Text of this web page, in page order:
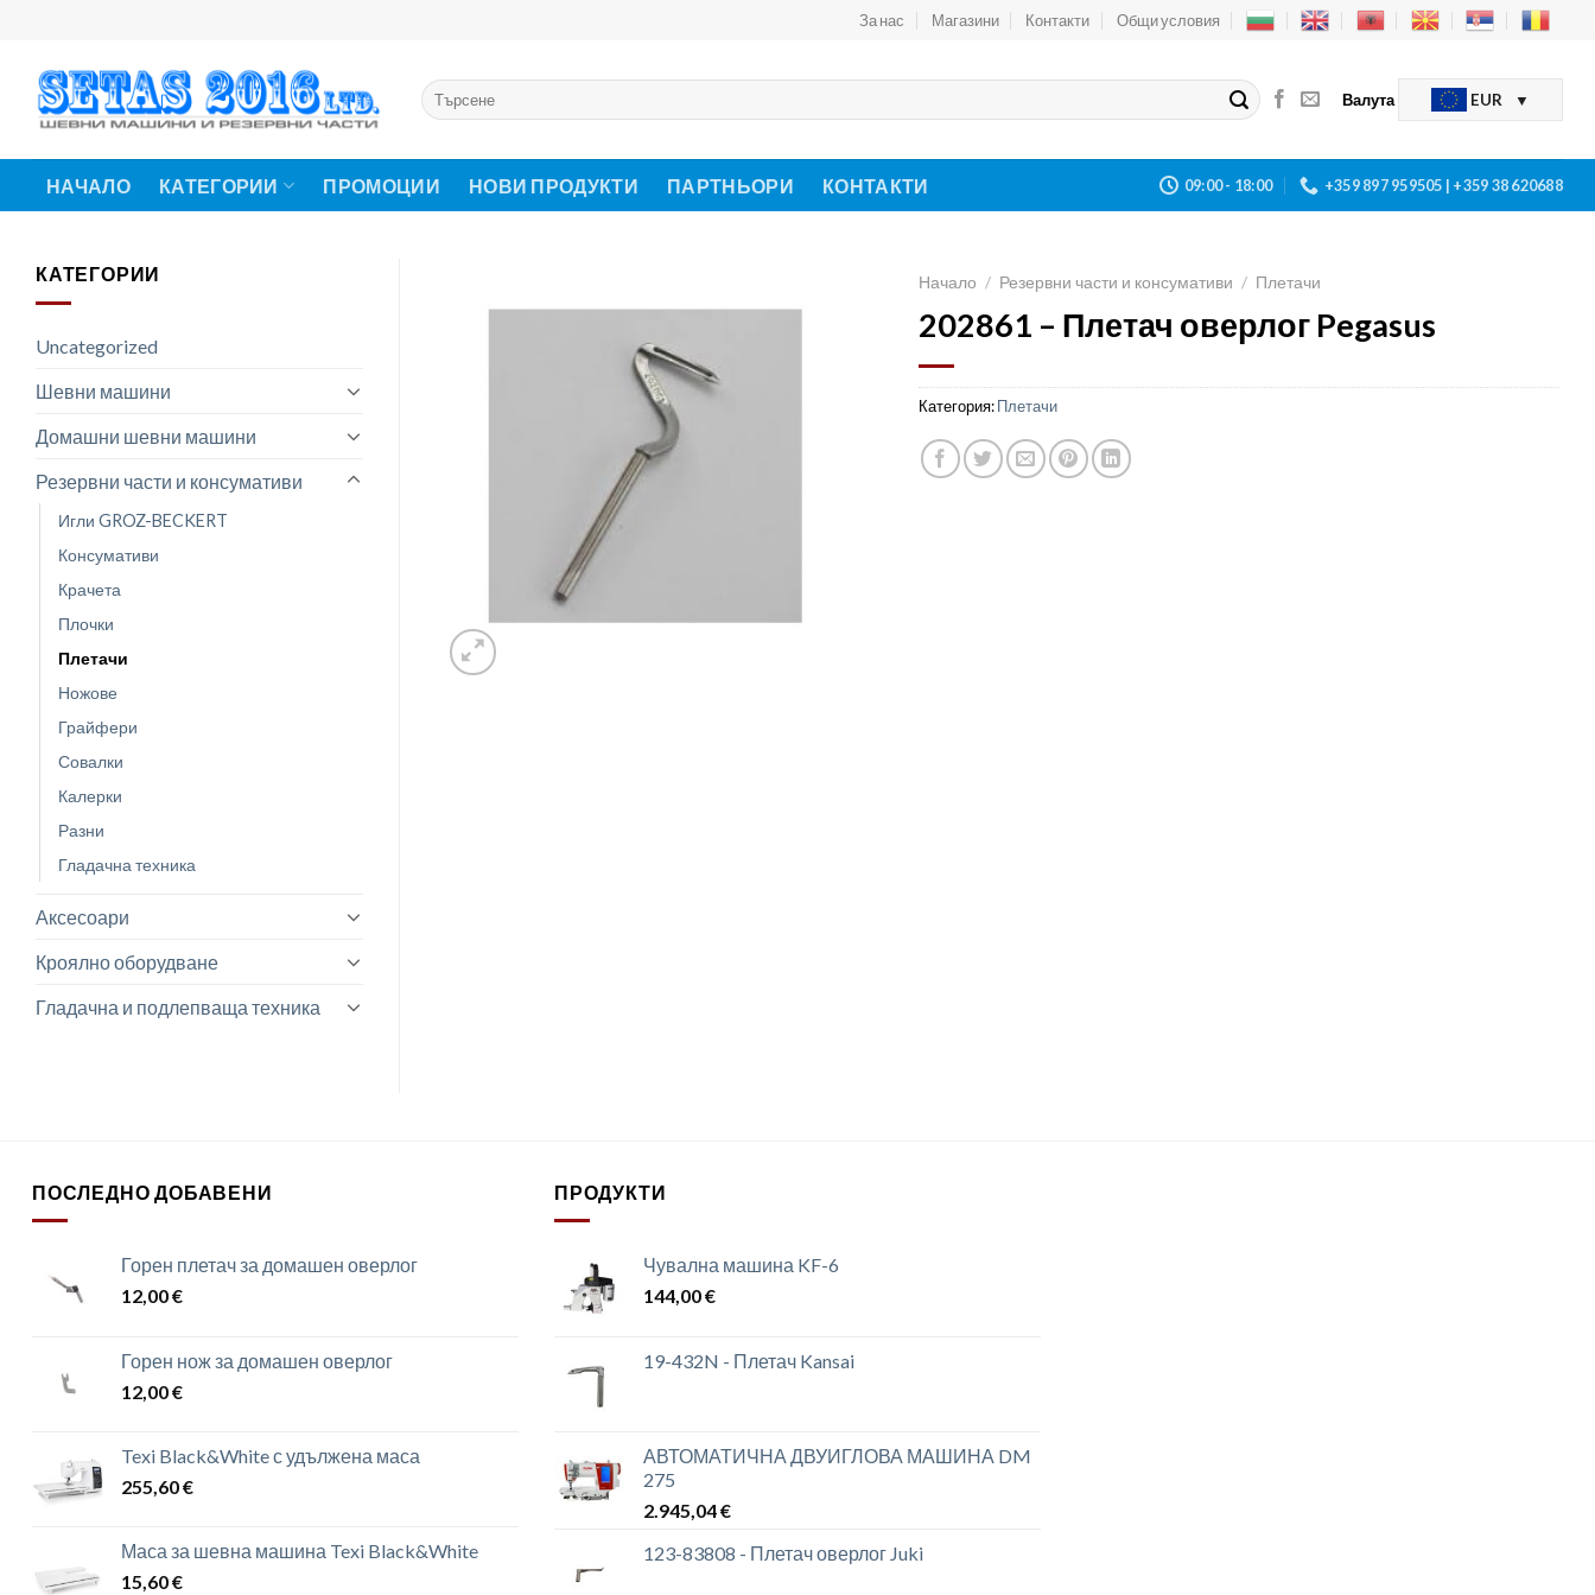
content
За нас Магазини Контакти Общи условия
Търсене
за:
Валута EUR
НАЧАЛО КАТЕГОРИИ ПРОМОЦИИ НОВИ ПРОДУКТИ ПАРТНЬОРИ КОНТАКТИ 09:00 - 18:00 +359 897 959505 | +359 38 620688
КАТЕГОРИИ
Uncategorized
Шевни машини
Домашни шевни машини
Резервни части и консумативи
Игли GROZ-BECKERT
Консумативи
Крачета
Плочки
Плетачи
Ножове
Грайфери
Совалки
Калерки
Разни
Гладачна техника
Аксесоари
Кроялно оборудване
Гладачна и подлепваща техника
Начало / Резервни части и консумативи / Плетачи
202861 – Плетач оверлог Pegasus
Категория:Плетачи
ПОСЛЕДНО ДОБАВЕНИ
Горен плетач за домашен оверлог
12,00€
Горен нож за домашен оверлог
12,00€
Texi Black&White с удължена маса
255,60€
Маса за шевна машина Texi Black&White
15,60€
ПРОДУКТИ
Чувална машина KF-6
144,00€
19-432N - Плетач Kansai
АВТОМАТИЧНА ДВУИГЛОВА МАШИНА DM
275
2.945,04€
123-83808 - Плетач оверлог Juki